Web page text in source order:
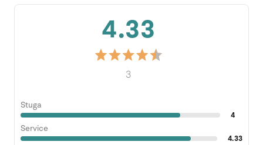
4.33
3
Stuga
4
Service
4.33